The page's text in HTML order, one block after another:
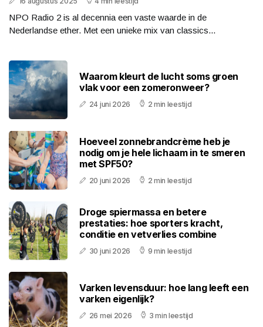
NPO Radio 2 is al decennia een vaste waarde in de
Nederlandse ether. Met een unieke mix van classics...
Waarom kleurt de lucht soms groen
vlak voor een zomeronweer?
24 juni 2026 2 min leestijd
Hoeveel zonnebrandcrème heb je
nodig om je hele lichaam in te smeren
met SPF50?
20 juni 2026 2 min leestijd
Droge spiermassa en betere
prestaties: hoe sporters kracht,
conditie en vetverlies combine
30 juni 2026 9 min leestijd
Varken levensduur: hoe lang leeft een
varken eigenlijk?
26 mei 2026 3 min leestijd